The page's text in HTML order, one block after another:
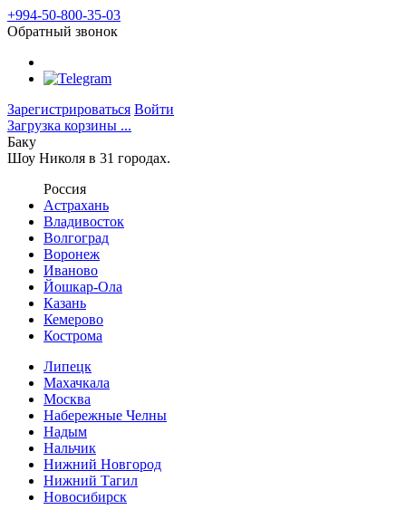
+994-50-800-35-03
Обратный звонок
Зарегистрироваться Войти
Загрузка корзины ...
Баку
Шоу Николя в 31 городах.
Россия
Астрахань
Владивосток
Волгоград
Воронеж
Иваново
Йошкар-Ола
Казань
Кемерово
Кострома
Липецк
Махачкала
Москва
Набережные Челны
Надым
Нальчик
Нижний Новгород
Нижний Тагил
Новосибирск